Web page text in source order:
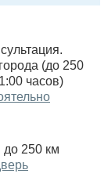
(до 250
часов)
до 250 км